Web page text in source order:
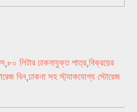
,৮০ লিটার ঢাকনাযুক্ত পাত্র,বিক্রয়ের
বিন,ঢাকনা সহ স্ট্যাকযোগ্য স্টোরেজ